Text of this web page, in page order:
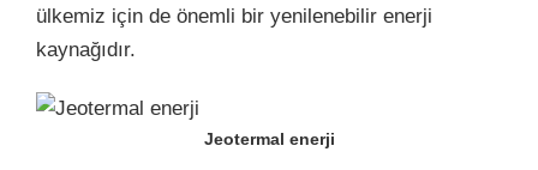
ülkemiz için de önemli bir yenilenebilir enerji
kaynağıdır.
Jeotermal enerji